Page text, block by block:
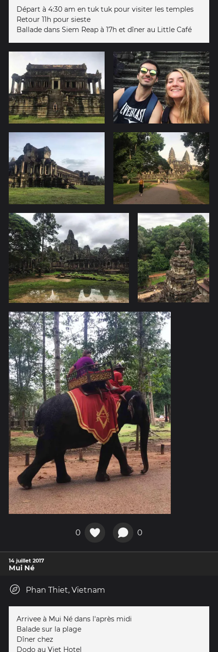
Départ à 4:30 am en tuk tuk pour visiter les temples
Retour 11h pour sieste
Ballade dans Siem Reap à 17h et dîner au Little Café
0 0
14 juillet 2017
Mui Né
Phan Thiet, Vietnam
Arrivee à Mui Né dans l'après midi
Balade sur la plage
Dîner chez
Dodo au Viet Hotel